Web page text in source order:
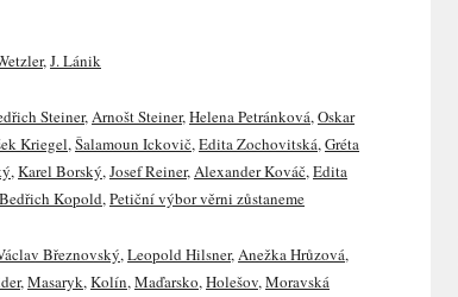
,J. Lánik
Steiner,Arnošt Steiner,Helena Petránková,Oskar
Kriegel,Šalamoun Ickovič,Edita Zochovitská,Gréta
,Karel Borský,Josef Reiner,Alexander Kováč,Edita
Bedřich Kopold,Petiční výbor věrni zůstaneme
Březnovský,Leopold Hilsner,Anežka Hrůzová,
,Masaryk,Kolín,Maďarsko,Holešov,Moravská